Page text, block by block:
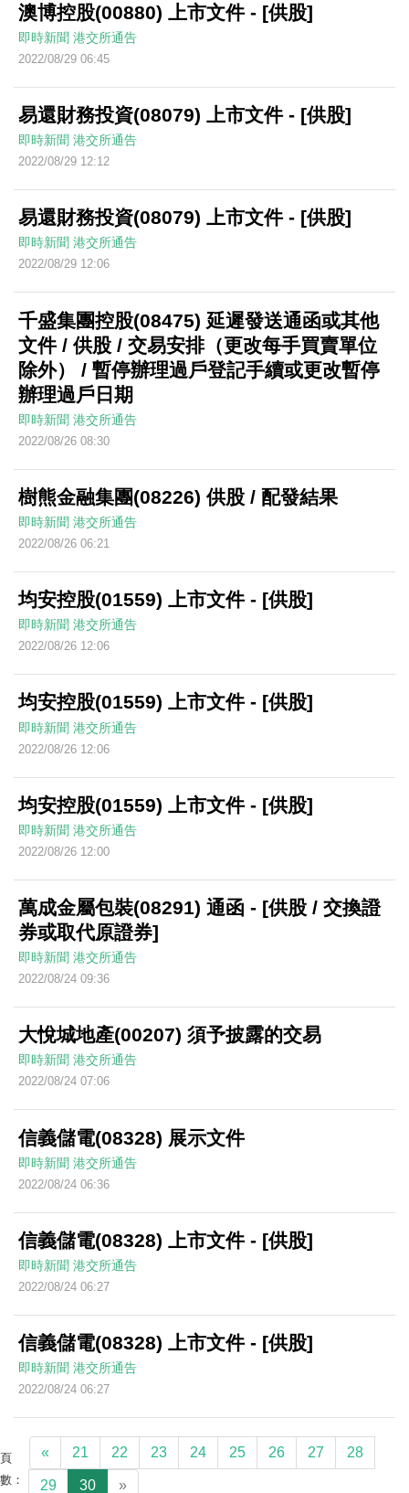
澳博控股(00880) 上市文件 - [供股]
即時新聞 港交所通告
2022/08/29 06:45
易還財務投資(08079) 上市文件 - [供股]
即時新聞 港交所通告
2022/08/29 12:12
易還財務投資(08079) 上市文件 - [供股]
即時新聞 港交所通告
2022/08/29 12:06
千盛集團控股(08475) 延遲發送通函或其他
文件 / 供股 / 交易安排（更改每手買賣單位
除外） / 暫停辦理過戶登記手續或更改暫停
辦理過戶日期
即時新聞 港交所通告
2022/08/26 08:30
樹熊金融集團(08226) 供股 / 配發結果
即時新聞 港交所通告
2022/08/26 06:21
均安控股(01559) 上市文件 - [供股]
即時新聞 港交所通告
2022/08/26 12:06
均安控股(01559) 上市文件 - [供股]
即時新聞 港交所通告
2022/08/26 12:06
均安控股(01559) 上市文件 - [供股]
即時新聞 港交所通告
2022/08/26 12:00
萬成金屬包裝(08291) 通函 - [供股 / 交換證
券或取代原證券]
即時新聞 港交所通告
2022/08/24 09:36
大悅城地產(00207) 須予披露的交易
即時新聞 港交所通告
2022/08/24 07:06
信義儲電(08328) 展示文件
即時新聞 港交所通告
2022/08/24 06:36
信義儲電(08328) 上市文件 - [供股]
即時新聞 港交所通告
2022/08/24 06:27
信義儲電(08328) 上市文件 - [供股]
即時新聞 港交所通告
2022/08/24 06:27
頁
數：
« 21 22 23 24 25 26 27 28
29 30 »